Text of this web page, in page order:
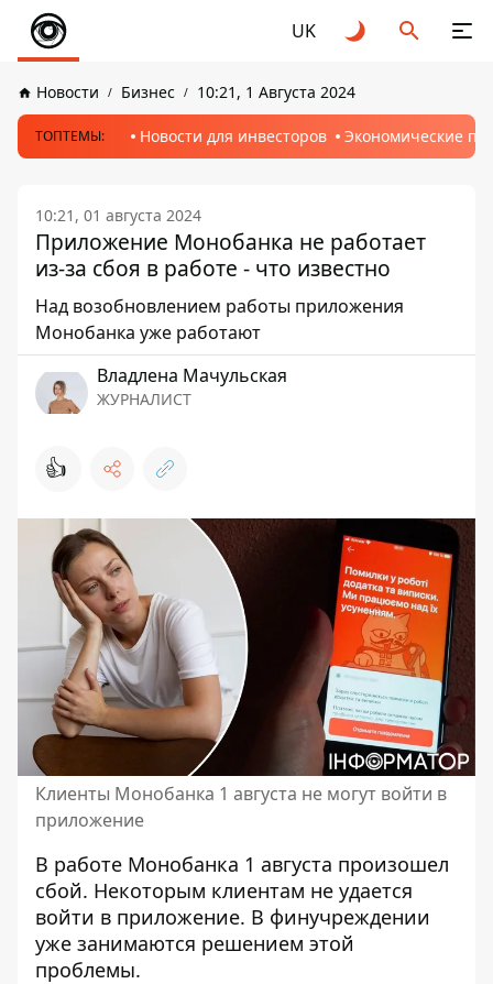
UK
Новости Бизнес 10:21, 1 Августа 2024
ТОПТЕМЫ: Новости для инвесторов Экономические
10:21, 01 августа 2024
Приложение Монобанка не работает
из-за сбоя в работе - что известно
Над возобновлением работы приложения
Монобанка уже работают
Владлена Мачульская
ЖУРНАЛИСТ
👍
Клиенты Монобанка 1 августа не могут войти в
приложение
В работе Монобанка 1 августа произошел
сбой. Некоторым клиентам не удается
войти в приложение. В финучреждении
уже занимаются решением этой
проблемы.